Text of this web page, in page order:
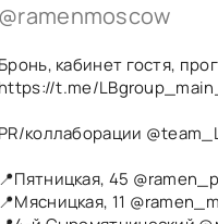
@ramenmoscow
Бронь, кабинет гостя,
https://t.me/
PR/коллаборации
📍Пятницкая, 45
📍Мясницкая, 11